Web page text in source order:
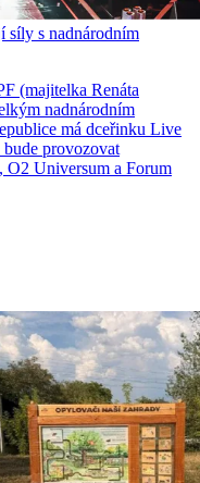
síly s nadnárodním
(majitelka Renáta
nadnárodním
má dceřinku Live
provozovat
O2 Universum a Forum